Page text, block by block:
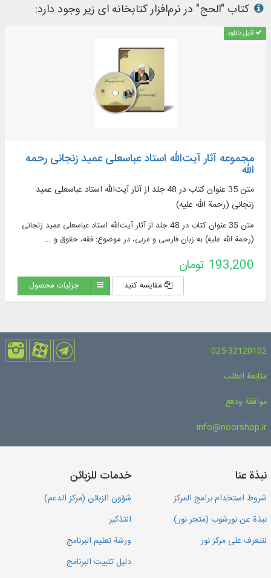
کتاب "الحج" در نرم‌افزار کتابخانه ای زیر وجود دارد:
قابل دانلود
مجموعه آثار آیت‌الله استاد عباسعلی عمید زنجانی رحمه
الله
متن 35 عنوان کتاب در 48 جلد از آثار آیت‌الله استاد عباسعلی عمید
زنجانی (رحمة الله علیه)
متن 35 عنوان کتاب در 48 جلد از آثار آیت‌الله استاد عباسعلی عمید زنجانی
(رحمة الله علیه) به زبان فارسی و عربی، در موضوع: فقه، حقوق و ...
193,200 تومان
مقایسه کنید جزئیات محصول
025-32120102
متابعة الطلب
موافقة ودفع
info@noorshop.ir
نبذة عنا
شروط استخدام برامج المركز
نبذة عن نورشوب (متجر نور)
لنتعرف على مركز نور
خدمات للزبائن
شؤون الزبائن (مركز الدعم)
التذكير
ورشة تعليم البرنامج
دليل تثبيت البرنامج